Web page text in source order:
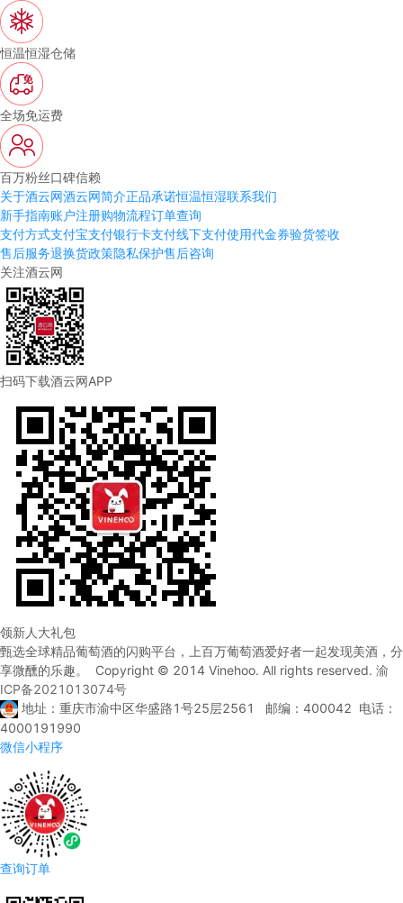
恒温恒湿仓储
全场免运费
百万粉丝口碑信赖
关于酒云网酒云网简介正品承诺恒温恒湿联系我们
新手指南账户注册购物流程订单查询
支付方式支付宝支付银行卡支付线下支付使用代金券验货签收
售后服务退换货政策隐私保护售后咨询
关注酒云网
扫码下载酒云网APP
领新人大礼包
甄选全球精品葡萄酒的闪购平台，上百万葡萄酒爱好者一起发现美酒，分
享微醺的乐趣。 Copyright © 2014 Vinehoo. All rights reserved. 渝
ICP备2021013074号
地址：重庆市渝中区华盛路1号25层2561 邮编：400042 电话：
4000191990
微信小程序
查询订单